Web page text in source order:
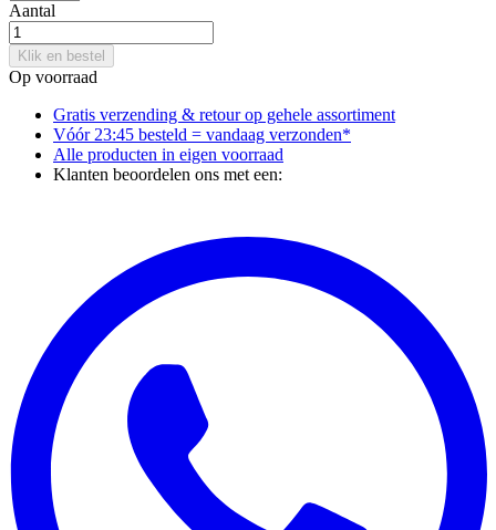
Aantal
Klik en bestel
Op voorraad
Gratis verzending & retourop gehele assortiment
Vóór 23:45 besteld = vandaag verzonden*
Alle producten in eigen voorraad
Klanten beoordelen ons met een: